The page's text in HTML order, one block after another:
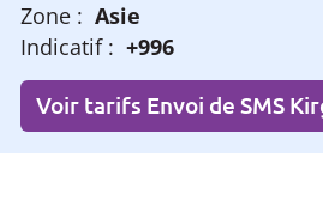
Zone : Asie
Indicatif : +996
Voir tarifs Envoi de SMS